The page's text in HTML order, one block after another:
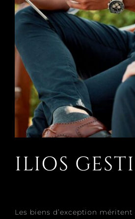
ILIOS
Les biens d’exception méritent